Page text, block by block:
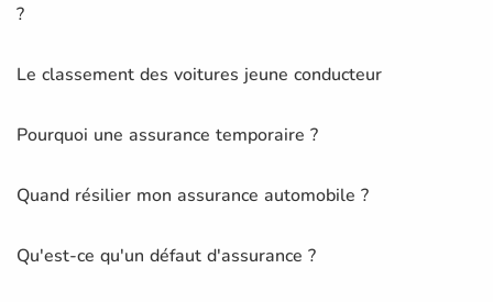
?
Le classement des voitures jeune conducteur
Pourquoi une assurance temporaire ?
Quand résilier mon assurance automobile ?
Qu'est-ce qu'un défaut d'assurance ?